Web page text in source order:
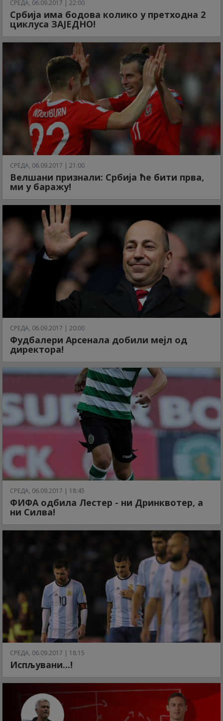
СРЕДА, 06.09.2017 | 22:00
Србија има бодова колико у претходна 2
циклуса ЗАЈЕДНО!
СРЕДА, 06.09.2017 | 21:00
Велшани признали: Србија ће бити прва,
ми у баражу!
СРЕДА, 06.09.2017 | 20:00
Фудбалери Арсенала добили мејл од
директора!
СРЕДА, 06.09.2017 | 18:45
ФИФА одбила Лестер - ни Дринквотер, а
ни Силва!
СРЕДА, 06.09.2017 | 18:15
Испљувани...!